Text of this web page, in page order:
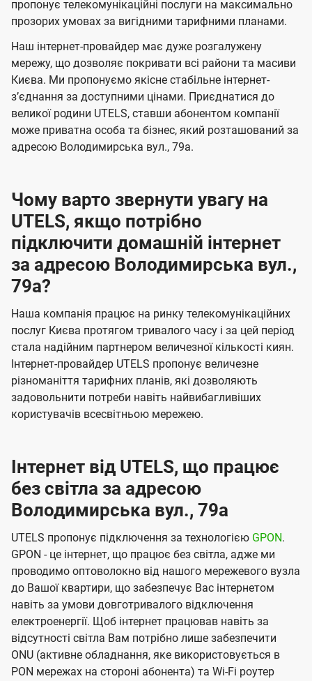
ї
U
t
e
l
s
а
ч
е
н
н
я
а
ч
е
н
н
я
пропонує телекомунікаційні послуги на максимально
прозорих умовах за вигідними тарифними планами.
Наш інтернет-провайдер має дуже розгалужену
мережу, що дозволяє покривати всі райони та масиви
Києва. Ми пропонуємо якісне стабільне інтернет-
зʼєднання за доступними цінами. Приєднатися до
великої родини UTELS, ставши абонентом компанії
може приватна особа та бізнес, який розташований за
адресою Володимирська вул., 79а.
Чому варто звернути увагу на
UTELS, якщо потрібно
підключити домашній інтернет
за адресою Володимирська вул.,
79а?
Наша компанія працює на ринку телекомунікаційних
послуг Києва протягом тривалого часу і за цей період
стала надійним партнером величезної кількості киян.
Інтернет-провайдер UTELS пропонує величезне
різноманіття тарифних планів, які дозволяють
задовольнити потреби навіть найвибагливіших
користувачів всесвітньою мережею.
Інтернет від UTELS, що працює
без світла за адресою
Володимирська вул., 79а
UTELS пропонує підключення за технологією GPON.
GPON - це інтернет, що працює без світла, адже ми
проводимо оптоволокно від нашого мережевого вузла
до Вашої квартири, що забезпечує Вас інтернетом
навіть за умови довготривалого відключення
електроенергії. Щоб інтернет працював навіть за
відсутності світла Вам потрібно лише забезпечити
ONU (активне обладнання, яке використовується в
PON мережах на стороні абонента) та Wi-Fi роутер